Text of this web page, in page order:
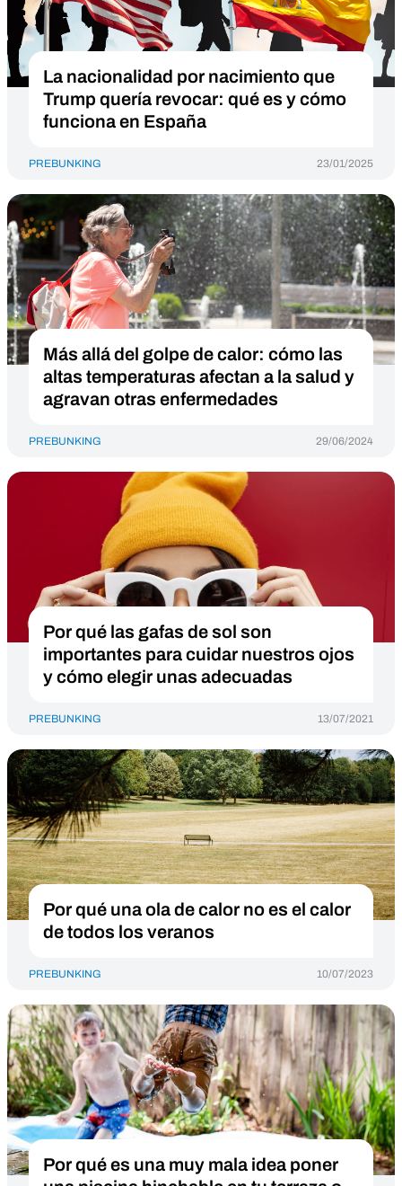
La nacionalidad por nacimiento que
Trump quería revocar: qué es y cómo
funciona en España
PREBUNKING 23/01/2025
Más allá del golpe de calor: cómo las
altas temperaturas afectan a la salud y
agravan otras enfermedades
PREBUNKING 29/06/2024
Por qué las gafas de sol son
importantes para cuidar nuestros ojos
y cómo elegir unas adecuadas
PREBUNKING 13/07/2021
Por qué una ola de calor no es el calor
de todos los veranos
PREBUNKING 10/07/2023
Por qué es una muy mala idea poner